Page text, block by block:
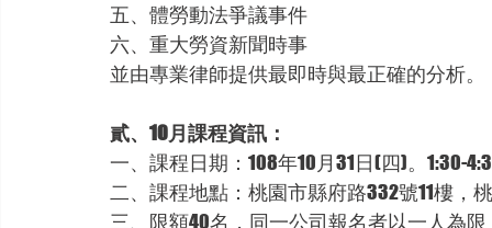
五、體勞動法爭議事件
六、重大勞資新聞時事
並由專業律師提供最即時與最正確的分析。
貳、10月課程資訊：
一、課程日期：108年10月31日(四)。1:30-
二、課程地點：桃園市縣府路332號11樓，
三、限額40名，同一公司報名者以一人為限